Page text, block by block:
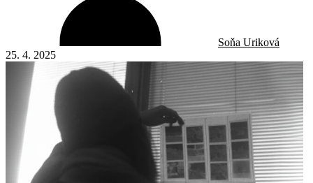
Soňa Uriková
25. 4. 2025